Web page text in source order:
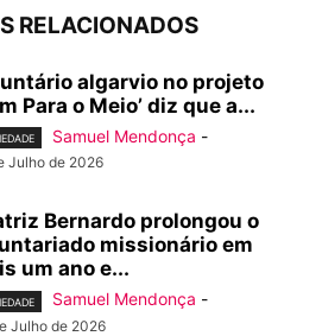
RELACIONADOS
algarvio no projeto
Para o Meio’ diz que a...
Samuel Mendonça -
Julho de 2026
Bernardo prolongou o
missionário em
um ano e...
Samuel Mendonça -
Julho de 2026